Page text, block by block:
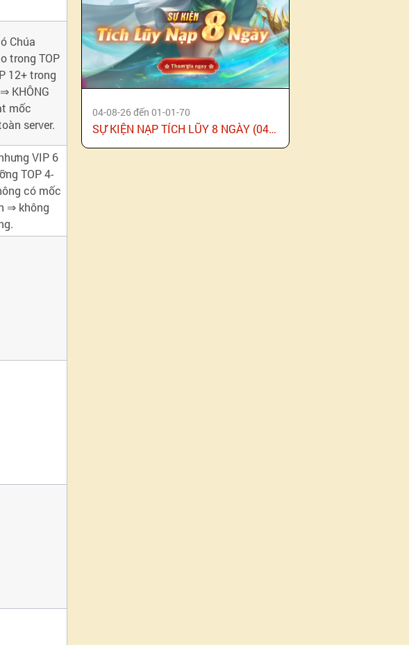
Chúa
trong TOP
12+ trong
KHÔNG
mốc
server.
VIP 6
TOP 4-
có mốc
⇒ không
04-08-26 đến 01-01-70
SỰ KIỆN NẠP TÍCH LŨY 8 NGÀY (04/08)